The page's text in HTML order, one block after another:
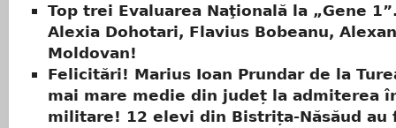
Top trei Evaluarea Naţională la „Gene
Alexia Dohotari, Flavius Bobeanu,
Moldovan!
Felicitări! Marius Ioan Prundar de la
mai mare medie din județ la admiterea
militare! 12 elevi din Bistrița-Năsăud au